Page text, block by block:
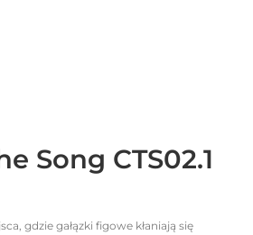
Song CTS02.1
gdzie gałązki figowe kłaniają się